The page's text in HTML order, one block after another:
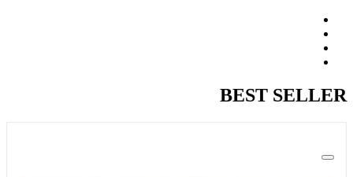
BEST SELLER